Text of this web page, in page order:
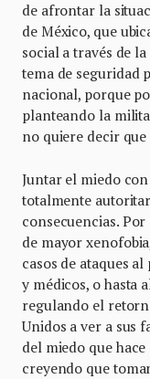
de afrontar la
de México, que
social a través de
tema de seguridad
nacional, porque
planteando la
no quiere decir que
Juntar el miedo
totalmente
consecuencias.
de mayor
casos de ataques
y médicos, o hasta
regulando el
Unidos a ver a sus
del miedo que
creyendo que